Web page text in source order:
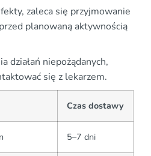
zaleca się przyjmowanie
planowaną aktywnością
działań niepożądanych,
się z lekarzem.
Czas dostawy
5–7 dni